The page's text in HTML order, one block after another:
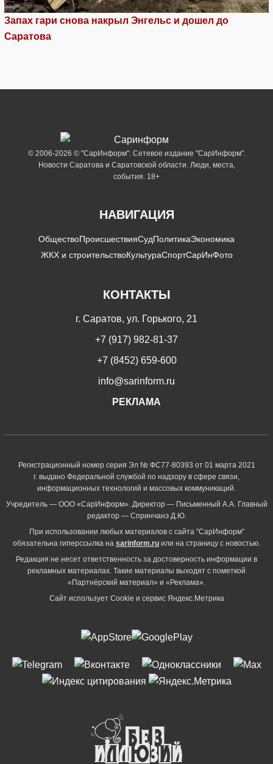
Запах гари снова накрыл Энгельс и дошел до
Саратова
© 2006-2026 © "СарИнформ". Сетевое издание "СарИнформ".
Новости Саратова и Саратовской области. Люди, места,
события. 18+
НАВИГАЦИЯ
ОбществоПроисшествияСудПолитикаЭкономика
ЖКХ и строительствоКультураСпортСарИнФото
КОНТАКТЫ
г. Саратов, ул. Горького, 21
+7 (917) 982-81-37
+7 (8452) 659-600
info@sarinform.ru
РЕКЛАМА
Регистрационный номер серия Эл № ФС77-80393 от 01 марта 2021
г. выдано Федеральной службой по надзору в сфере связи,
информационных технологий и массовых коммуникаций.
Учредитель — ООО «СарИнформ». Директор — Письменный А.А. Главный
редактор — Спринчанэ Д.Ю.
При использовании любых материалов с сайта "СарИнформ"
обязательна гиперссылка на sarinform.ru или на страницу с новостью.
Редакция не несет ответственность за достоверность информации в
рекламных материалах. Такие материалы выходят с пометкой
«Партнёрский материал» и «Реклама».
Сайт использует Cookie и сервиc Яндекс.Метрика